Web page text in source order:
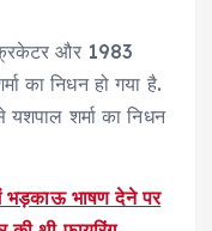
और 1983
का निधन हो गया है.
शर्मा का निधन
भड़काऊ भाषण देने पर